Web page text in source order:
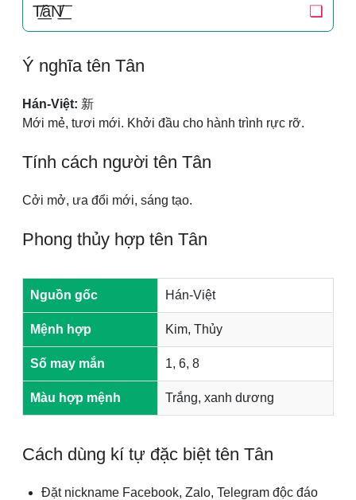
T̸͟͞âN̸͟͞ ❏
Ý nghĩa tên Tân
Hán-Việt: 新
Mới mẻ, tươi mới. Khởi đầu cho hành trình rực rỡ.
Tính cách người tên Tân
Cởi mở, ưa đổi mới, sáng tạo.
Phong thủy hợp tên Tân
Nguồn gốc Hán-Việt
Mệnh hợp Kim, Thủy
Số may mắn 1, 6, 8
Màu hợp mệnh Trắng, xanh dương
Cách dùng kí tự đặc biệt tên Tân
Đặt nickname Facebook, Zalo, Telegram độc đáo